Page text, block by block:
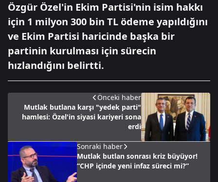
Özgür Özel'in Ekim Partisi'nin isim hakkı
için 1 milyon 300 bin TL ödeme yapıldığını
ve Ekim Partisi haricinde başka bir
partinin kurulması için sürecin
hızlandığını belirtti.
Önceki haber
Mutlak butlana karşı "yedek parti"
hamlesi: Özel'in siyasi kariyeri sona
erdi
Sonraki haber
Mutlak butlan sonrası kriz büyüyor!
“CHP içinde yeni infaz süreci mi?”